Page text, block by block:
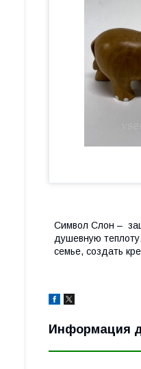
Символ Слон –
душевную
семье, создать
Информация